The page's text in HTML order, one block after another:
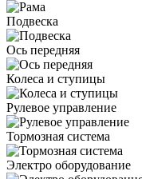
Подвеска
Ось передняя
Колеса и ступицы
Рулевое управление
Тормозная система
Электро оборудование